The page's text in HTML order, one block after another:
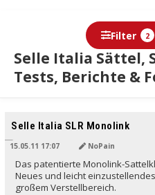
Selle Italia Sättel,
Tests, Berichte &
Filter 2
Berichte
Selle Italia SLR Monolink
15.05.11 17:07 NoPain
Das patentierte Monolink-
Neues und leicht
großem Verstellbereich.